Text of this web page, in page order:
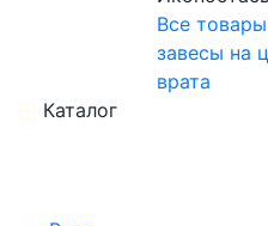
Все товары
завесы на
врата
Каталог